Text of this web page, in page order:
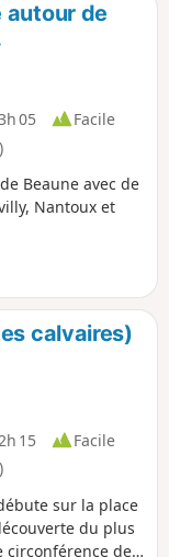
p
autour de
05
Facile
Beaune avec de
Nantoux et
calvaires)
2h 15
Facile
sur la place
du plus
circonférence de